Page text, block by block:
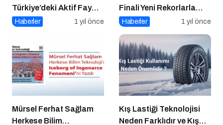
Türkiye’deki Aktif Fay
Hatları (Tüm Şehirler)
Haberler 1 yıl önce
Finali Yeni Rekorlarla
Tamamlandı
Haberler 1 yıl önce
Mürsel Ferhat Sağlam
Herkese Bilim
Kış Lastiği Teknolojisi
Neden Farklıdır ve Kış